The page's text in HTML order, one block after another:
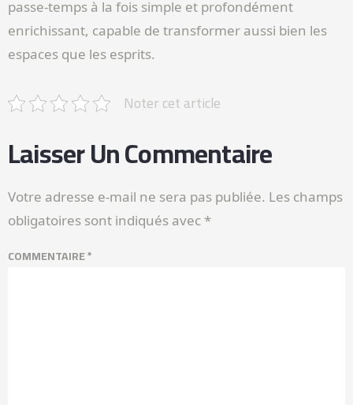
passe-temps à la fois simple et profondément
enrichissant, capable de transformer aussi bien les
espaces que les esprits.
Noter cet article
Laisser Un Commentaire
Votre adresse e-mail ne sera pas publiée. Les champs
obligatoires sont indiqués avec *
COMMENTAIRE*